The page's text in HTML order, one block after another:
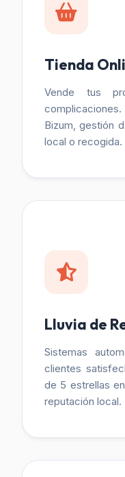
Tienda
Vende tus
Bizum, gestión
local o recogida.
Lluvia de
Sistemas
clientes
de 5 estrellas
reputación local.